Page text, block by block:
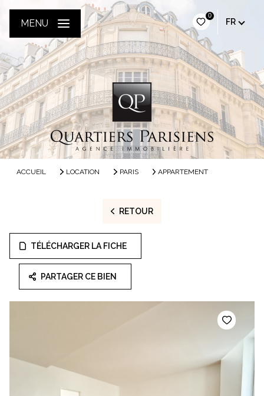
0
FR
MENU
ACCUEIL LOCATION PARIS APPARTEMENT
RETOUR
TÉLÉCHARGER LA FICHE
PARTAGER CE BIEN